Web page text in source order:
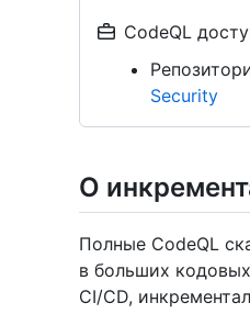
CodeQL
Security
О
Полные CodeQL
в больших
CI/CD,